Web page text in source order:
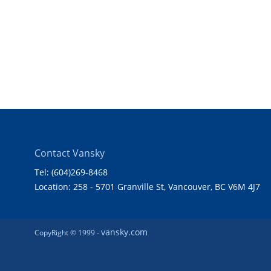
Contact Vansky
Tel: (604)269-8468
Location: 258 - 5701 Granville St, Vancouver, BC V6M 4J7
CopyRight © 1999 -vansky.com